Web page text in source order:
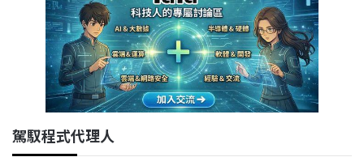
駕馭程式代理人